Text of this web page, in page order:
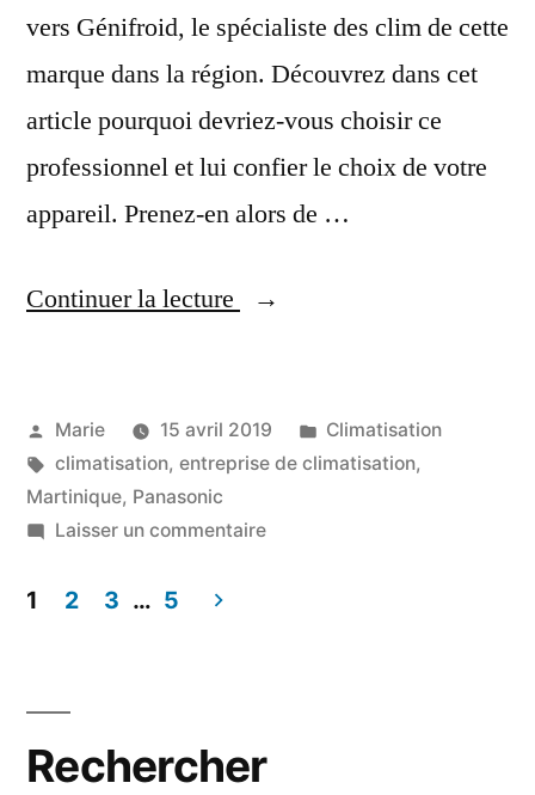
vers Génifroid, le spécialiste des clim de cette
marque dans la région. Découvrez dans cet
article pourquoi devriez-vous choisir ce
professionnel et lui confier le choix de votre
appareil. Prenez-en alors de …
Continuer la lecture
« Spécialiste
en
Publié
par
Marie 15 avril 2019
Publié
dans
Climatisation
Étiquettes :
climatisation, entreprise de climatisation,
Martinique, Panasonic
Laisser un commentairesur
des
publications
1 2 3 … 5
Rechercher